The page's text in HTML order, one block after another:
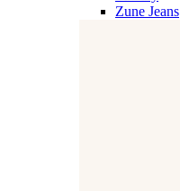
Zune Jeans